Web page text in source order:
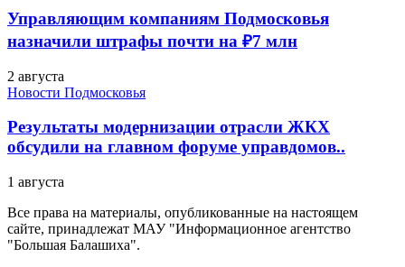
Управляющим компаниям Подмосковья
назначили штрафы почти на ₽7 млн
2 августа
Новости Подмосковья
Результаты модернизации отрасли ЖКХ
обсудили на главном форуме управдомов..
1 августа
Все права на материалы, опубликованные на настоящем
сайте, принадлежат МАУ "Информационное агентство
"Большая Балашиха".